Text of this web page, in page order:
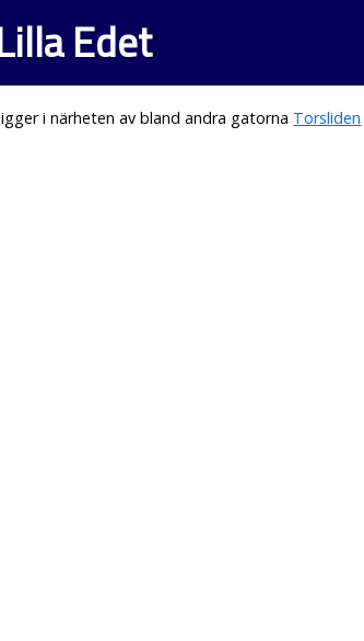
Edet
i närheten av bland andra gatorna Torsliden